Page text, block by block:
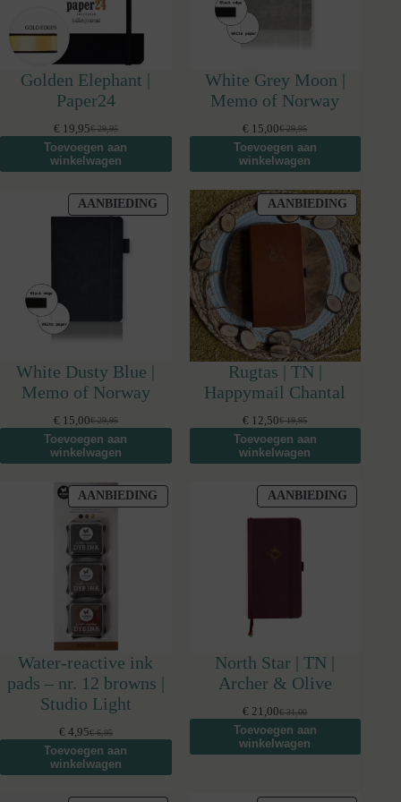
Golden Elephant |
Paper24
€29,95
Oorspronkelijke
prijs
was:
€ 19,95Huidige
prijs
is:
Toevoegen aan
winkelwagen
White Grey Moon |
Memo of Norway
€29,95
Oorspronkelijke
prijs
was:
€ 15,00Huidige
prijs
is:
Toevoegen aan
winkelwagen
AANBIEDING PRODUCT
IN
UITVERKOOP
White Dusty Blue |
Memo of Norway
€29,95
Oorspronkelijke
prijs
was:
€ 15,00Huidige
prijs
is:
Toevoegen aan
winkelwagen
AANBIEDING
IN
DE
Rugtas | TN |
Happymail Chantal
€19,95
Oorspronkelijke
prijs
was:
€ 12,50Huidige
prijs
is:
Toevoegen aan
winkelwagen
AANBIEDING
IN
Water-reactive ink
pads – nr. 12 browns |
Studio Light
€6,95
Oorspronkelijke
prijs
was:
€ 4,95Huidige
prijs
is:
Toevoegen aan
winkelwagen
AANBIEDING
IN
North Star | TN |
Archer & Olive
€31,00
Oorspronkelijke
prijs
was:
€ 21,00Huidige
prijs
is:
Toevoegen aan
winkelwagen